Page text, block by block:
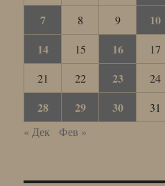
7
8 9 10
14
15 16 17
21 22 23 24
28
29 30
31
« Дек
Фев »